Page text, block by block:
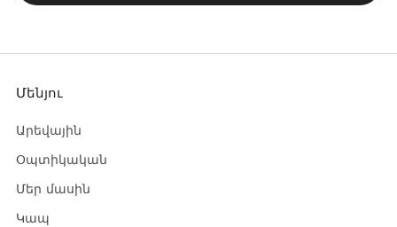
Մենյու
Արեվային
Օպտիկական
Մեր մասին
Կապ